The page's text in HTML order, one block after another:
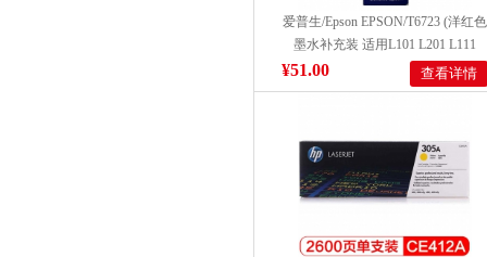
爱普生/Epson EPSON/T6723 (洋红色
墨水补充装 适用L101 L201 L111
L211 L301 L303 L351 L353 L358
L551 计价单位:个)
¥51.00 查看详情